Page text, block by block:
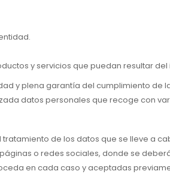
y servicios que puedan resultar
y plena garantía del cumplimiento de
datos personales que recoge con
de los datos que se lleve a
o redes sociales, donde se
en cada caso y aceptadas